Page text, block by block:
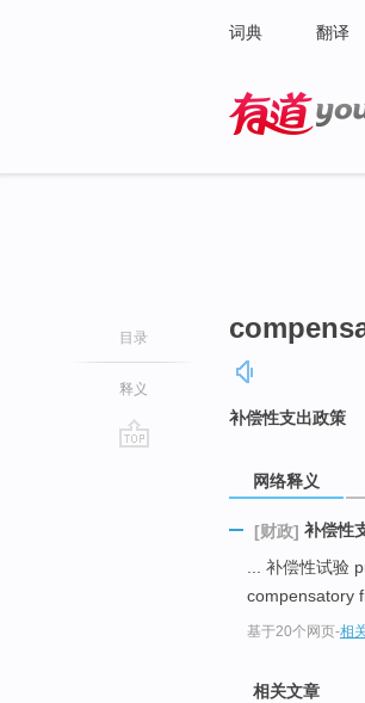
词典 翻译
目录
释义
补偿性支出政策
网络释义
[财政] 补偿性
... 补偿性试验
compensatory
基于20个网页-相
相关文章